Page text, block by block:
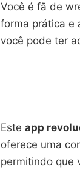
Você é fã de
forma prática e
você pode ter
Este app
oferece uma
permitindo que